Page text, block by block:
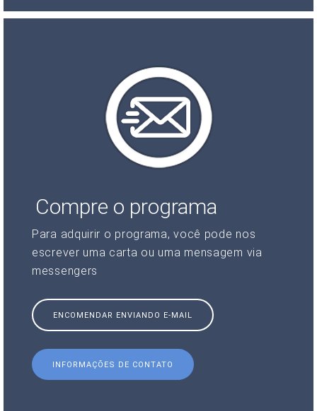
Compre o programa
Para adquirir o programa, você pode nos
escrever uma carta ou uma mensagem via
messengers
ENCOMENDAR ENVIANDO E-MAIL
INFORMAÇÕES DE CONTATO